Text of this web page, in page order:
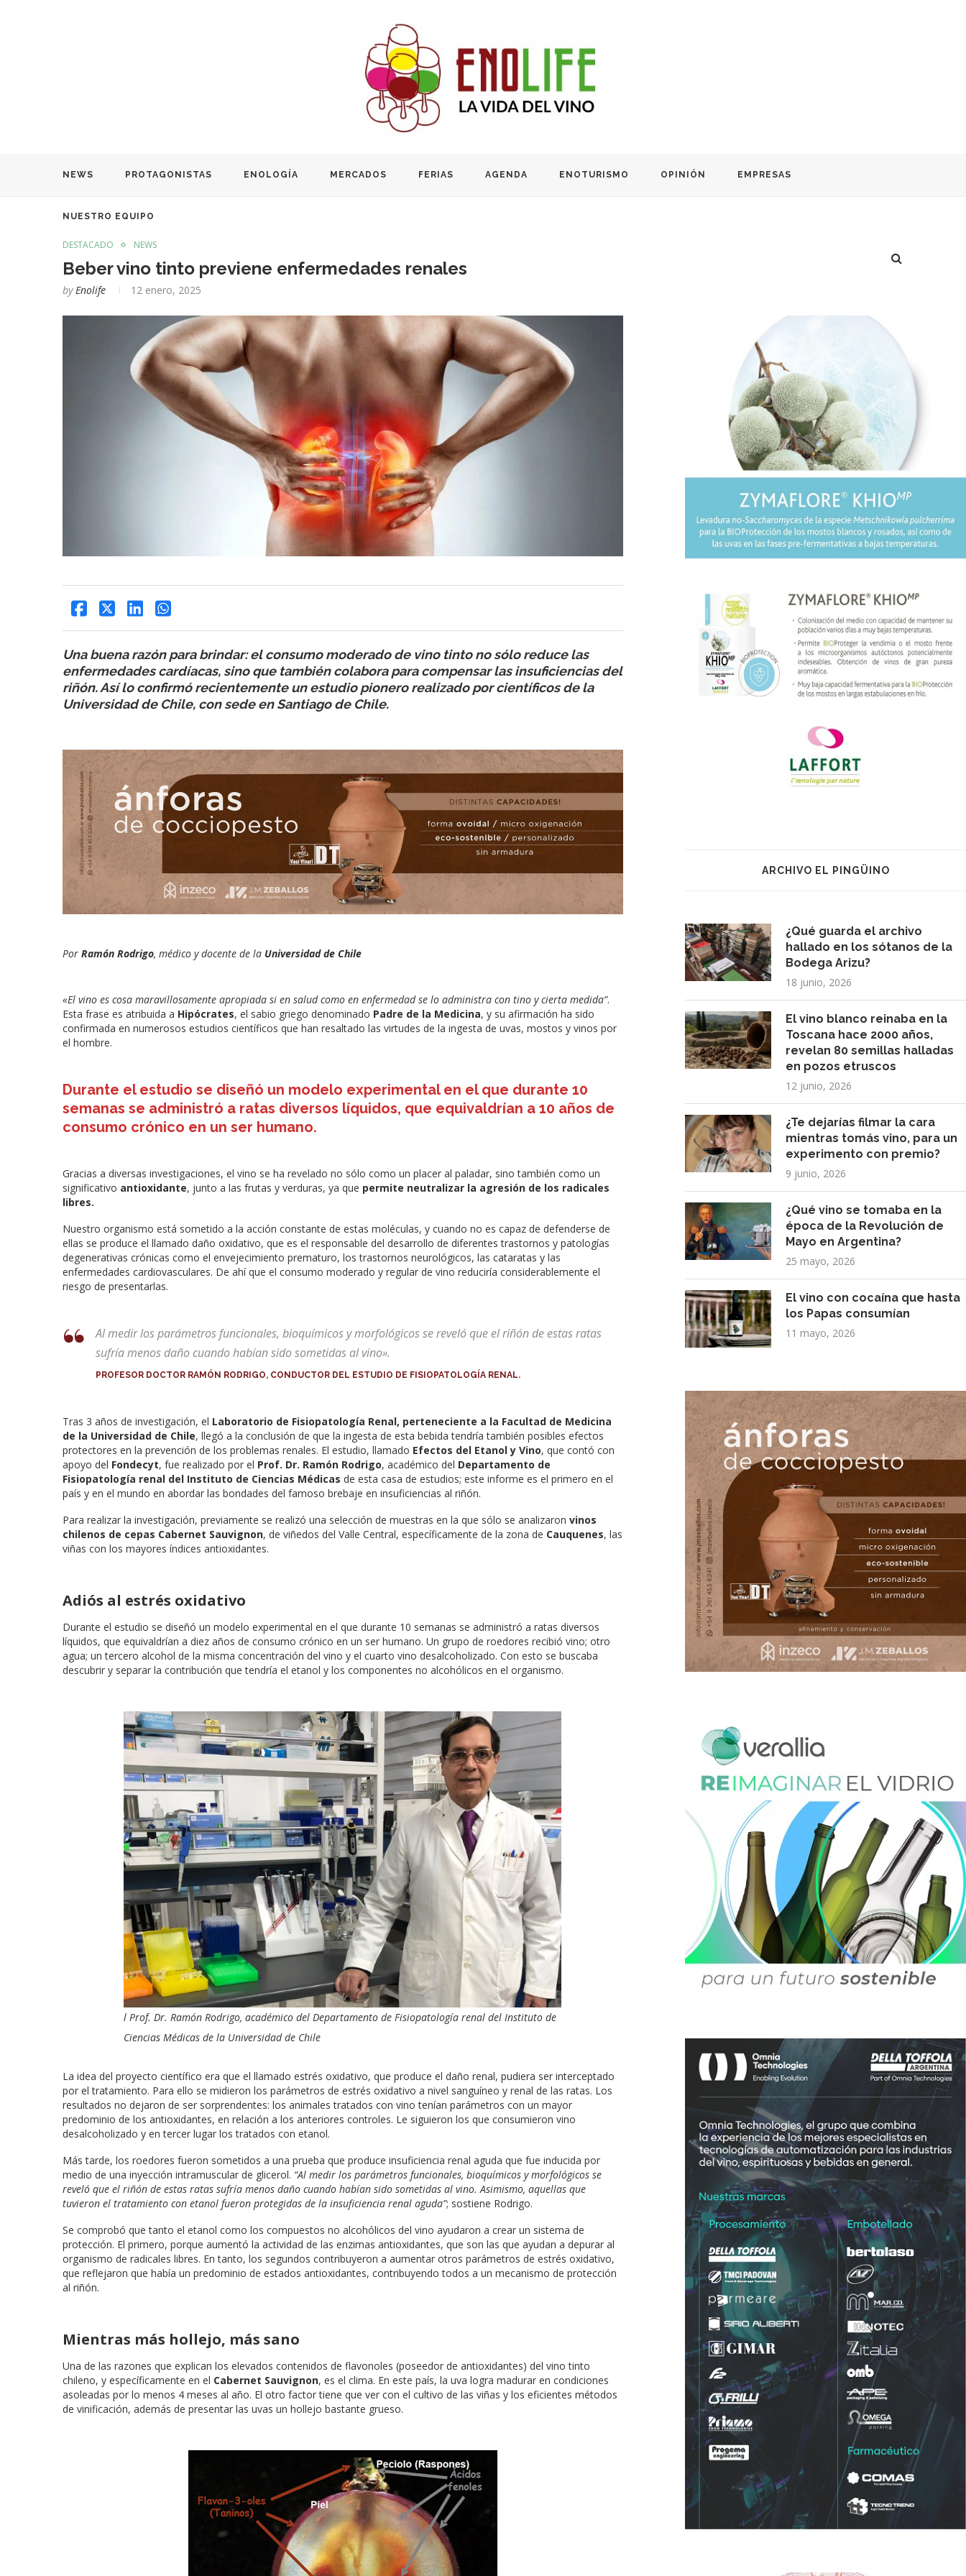
NEWS PROTAGONISTAS ENOLOGÍA MERCADOS FERIAS AGENDA ENOTURISMO OPINIÓN EMPRESAS
NUESTRO EQUIPO
DESTACADO NEWS
Beber vino tinto previene enfermedades renales
by Enolife 12 enero, 2025
Una buena razón para brindar: el consumo moderado de vino tinto no sólo reduce las
enfermedades cardíacas, sino que también colabora para compensar las insuficiencias del
riñón. Así lo confirmó recientemente un estudio pionero realizado por científicos de la
Universidad de Chile, con sede en Santiago de Chile.
Por Ramón Rodrigo, médico y docente de la Universidad de Chile
«El vino es cosa maravillosamente apropiada si en salud como en enfermedad se lo administra con tino y cierta medida”.
Esta frase es atribuida a Hipócrates, el sabio griego denominado Padre de la Medicina, y su afirmación ha sido
confirmada en numerosos estudios científicos que han resaltado las virtudes de la ingesta de uvas, mostos y vinos por
el hombre.
Durante el estudio se diseñó un modelo experimental en el que durante 10
semanas se administró a ratas diversos líquidos, que equivaldrían a 10 años de
consumo crónico en un ser humano.
Gracias a diversas investigaciones, el vino se ha revelado no sólo como un placer al paladar, sino también como un
significativo antioxidante, junto a las frutas y verduras, ya que permite neutralizar la agresión de los radicales
libres.
Nuestro organismo está sometido a la acción constante de estas moléculas, y cuando no es capaz de defenderse de
ellas se produce el llamado daño oxidativo, que es el responsable del desarrollo de diferentes trastornos y patologías
degenerativas crónicas como el envejecimiento prematuro, los trastornos neurológicos, las cataratas y las
enfermedades cardiovasculares. De ahí que el consumo moderado y regular de vino reduciría considerablemente el
riesgo de presentarlas.
Al medir los parámetros funcionales, bioquímicos y morfológicos se reveló que el riñón de estas ratas
sufría menos daño cuando habían sido sometidas al vino».
PROFESOR DOCTOR RAMÓN RODRIGO, CONDUCTOR DEL ESTUDIO DE FISIOPATOLOGÍA RENAL.
Tras 3 años de investigación, el Laboratorio de Fisiopatología Renal, perteneciente a la Facultad de Medicina
de la Universidad de Chile, llegó a la conclusión de que la ingesta de esta bebida tendría también posibles efectos
protectores en la prevención de los problemas renales. El estudio, llamado Efectos del Etanol y Vino, que contó con
apoyo del Fondecyt, fue realizado por el Prof. Dr. Ramón Rodrigo, académico del Departamento de
Fisiopatología renal del Instituto de Ciencias Médicas de esta casa de estudios; este informe es el primero en el
país y en el mundo en abordar las bondades del famoso brebaje en insuficiencias al riñón.
Para realizar la investigación, previamente se realizó una selección de muestras en la que sólo se analizaron vinos
chilenos de cepas Cabernet Sauvignon, de viñedos del Valle Central, específicamente de la zona de Cauquenes, las
viñas con los mayores índices antioxidantes.
Adiós al estrés oxidativo
Durante el estudio se diseñó un modelo experimental en el que durante 10 semanas se administró a ratas diversos
líquidos, que equivaldrían a diez años de consumo crónico en un ser humano. Un grupo de roedores recibió vino; otro
agua; un tercero alcohol de la misma concentración del vino y el cuarto vino desalcoholizado. Con esto se buscaba
descubrir y separar la contribución que tendría el etanol y los componentes no alcohólicos en el organismo.
l Prof. Dr. Ramón Rodrigo, académico del Departamento de Fisiopatología renal del Instituto de
Ciencias Médicas de la Universidad de Chile
La idea del proyecto científico era que el llamado estrés oxidativo, que produce el daño renal, pudiera ser interceptado
por el tratamiento. Para ello se midieron los parámetros de estrés oxidativo a nivel sanguíneo y renal de las ratas. Los
resultados no dejaron de ser sorprendentes: los animales tratados con vino tenían parámetros con un mayor
predominio de los antioxidantes, en relación a los anteriores controles. Le siguieron los que consumieron vino
desalcoholizado y en tercer lugar los tratados con etanol.
Más tarde, los roedores fueron sometidos a una prueba que produce insuficiencia renal aguda que fue inducida por
medio de una inyección intramuscular de glicerol. “Al medir los parámetros funcionales, bioquímicos y morfológicos se
reveló que el riñón de estas ratas sufría menos daño cuando habían sido sometidas al vino. Asimismo, aquellas que
tuvieron el tratamiento con etanol fueron protegidas de la insuficiencia renal aguda”; sostiene Rodrigo.
Se comprobó que tanto el etanol como los compuestos no alcohólicos del vino ayudaron a crear un sistema de
protección. El primero, porque aumentó la actividad de las enzimas antioxidantes, que son las que ayudan a depurar al
organismo de radicales libres. En tanto, los segundos contribuyeron a aumentar otros parámetros de estrés oxidativo,
que reflejaron que había un predominio de estados antioxidantes, contribuyendo todos a un mecanismo de protección
al riñón.
Mientras más hollejo, más sano
Una de las razones que explican los elevados contenidos de flavonoles (poseedor de antioxidantes) del vino tinto
chileno, y específicamente en el Cabernet Sauvignon, es el clima. En este país, la uva logra madurar en condiciones
asoleadas por lo menos 4 meses al año. El otro factor tiene que ver con el cultivo de las viñas y los eficientes métodos
de vinificación, además de presentar las uvas un hollejo bastante grueso.
ARCHIVO EL PINGÜINO
¿Qué guarda el archivo
hallado en los sótanos de la
Bodega Arizu?
18 junio, 2026
El vino blanco reinaba en la
Toscana hace 2000 años,
revelan 80 semillas halladas
en pozos etruscos
12 junio, 2026
¿Te dejarías filmar la cara
mientras tomás vino, para un
experimento con premio?
9 junio, 2026
¿Qué vino se tomaba en la
época de la Revolución de
Mayo en Argentina?
25 mayo, 2026
El vino con cocaína que hasta
los Papas consumían
11 mayo, 2026